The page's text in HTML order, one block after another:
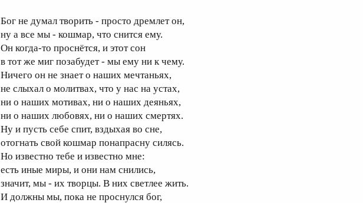
Бог не думал творить - просто дремлет он,
ну а все мы - кошмар, что снится ему.
Он когда-то проснётся, и этот сон
в тот же миг позабудет - мы ему ни к чему.
Ничего он не знает о наших мечтаньях,
не слыхал о молитвах, что у нас на устах,
ни о наших мотивах, ни о наших деяньях,
ни о наших любовях, ни о наших смертях.
Ну и пусть себе спит, вздыхая во сне,
отогнать свой кошмар понапрасну силясь.
Но известно тебе и известно мне:
есть иные миры, и они нам снились,
значит, мы - их творцы. В них светлее жить.
И должны мы, пока не проснулся бог,